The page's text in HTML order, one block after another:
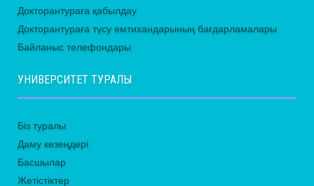
Докторантураға қабылдау
Докторантураға түсу емтихандарының бағдарламалары
Байланыс телефондары
УНИВЕРСИТЕТ ТУРАЛЫ
Біз туралы
Даму кезеңдері
Басшылар
Жетістіктер